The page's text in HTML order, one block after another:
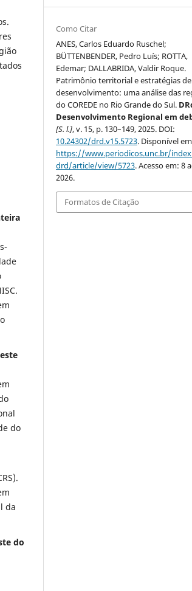
do
da
do
Como Citar
ANES, Carlos Eduardo Ruschel;
BÜTTENBENDER, Pedro Luís; ROTTA,
Edemar; DALLABRIDA, Valdir Roque.
Patrimônio territorial e estratégias de
desenvolvimento: uma análise das
do COREDE no Rio Grande do Sul.
Desenvolvimento Regional em
[S. l.], v. 15, p. 130–149, 2025. DOI:
10.24302/drd.v15.5723. Disponível
https://www.periodicos.unc.br/
drd/article/view/5723. Acesso em: 8
2026.
Formatos de Citação